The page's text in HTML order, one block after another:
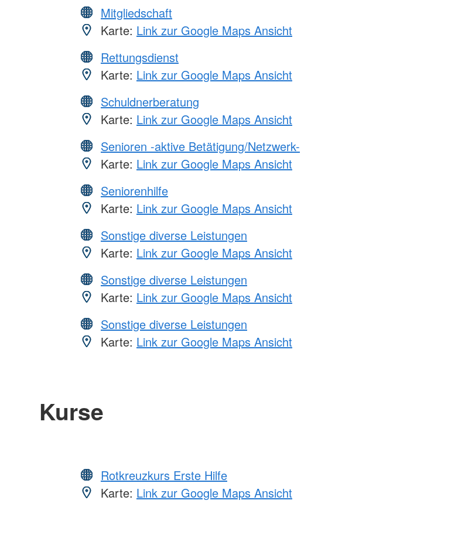
Mitgliedschaft
Karte: Link zur Google Maps Ansicht
Rettungsdienst
Karte: Link zur Google Maps Ansicht
Schuldnerberatung
Karte: Link zur Google Maps Ansicht
Senioren -aktive Betätigung/Netzwerk-
Karte: Link zur Google Maps Ansicht
Seniorenhilfe
Karte: Link zur Google Maps Ansicht
Sonstige diverse Leistungen
Karte: Link zur Google Maps Ansicht
Sonstige diverse Leistungen
Karte: Link zur Google Maps Ansicht
Sonstige diverse Leistungen
Karte: Link zur Google Maps Ansicht
Kurse
Rotkreuzkurs Erste Hilfe
Karte: Link zur Google Maps Ansicht